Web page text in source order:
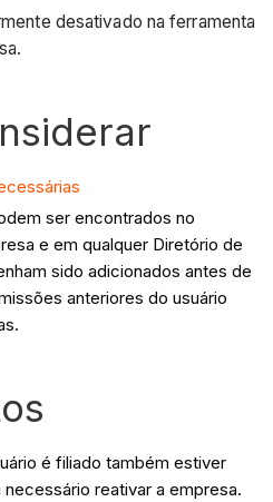
desativado na ferramenta
ser encontrados no
e em qualquer Diretório de
sido adicionados antes de
anteriores do usuário
é filiado também estiver
reativar a empresa.